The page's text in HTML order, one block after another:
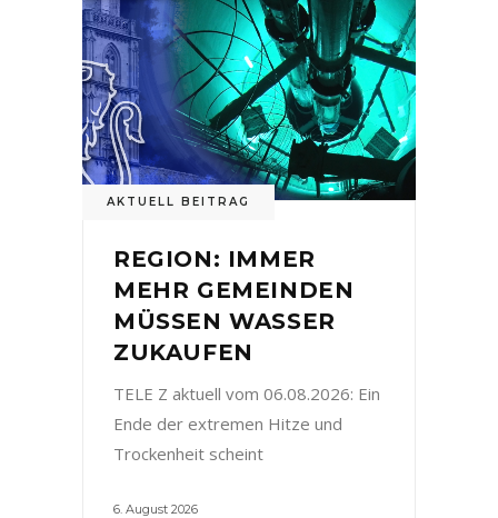
AKTUELL BEITRAG
REGION: IMMER
MEHR GEMEINDEN
MÜSSEN WASSER
ZUKAUFEN
TELE Z aktuell vom 06.08.2026: Ein
Ende der extremen Hitze und
Trockenheit scheint
6. August 2026